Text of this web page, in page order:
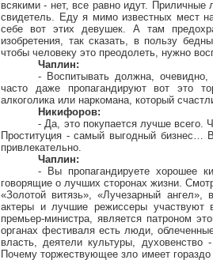
всякими - нет, все равно идут.
свидетель. Еду я мимо известных мест
себе вот этих девушек. А там
изобретения, так сказать, в пользу
чтобы человеку это преодолеть, нужно
Чаплин:
- Воспитывать должна,
часто даже пропагандируют вот это
алкоголика или наркомана, который
Никифоров:
- Да, это покупается лучше всего.
Проституция - самый выгодный бизнес…
привлекательно.
Чаплин:
- Вы пропагандируете хорошее
говорящие о лучших сторонах жизни.
«Золотой витязь», «Лучезарный
актеры и лучшие режиссеры участвуют
премьер-министра, является патроном
органах фестиваля есть люди,
власть, деятели культуры,
Почему торжествующее зло имеет